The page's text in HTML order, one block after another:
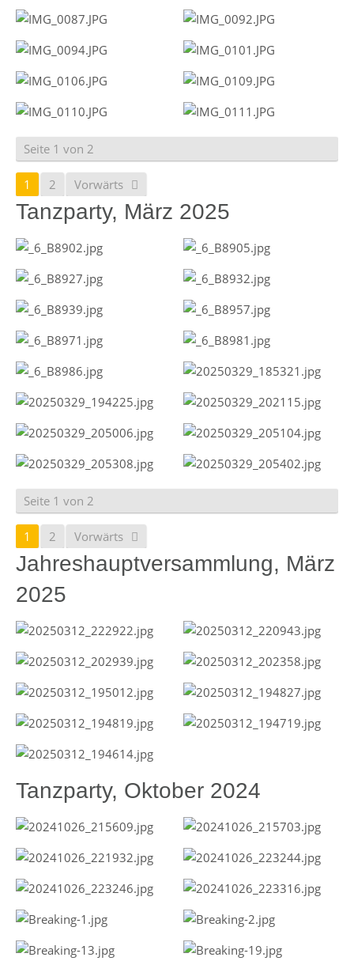
Seite 1 von 2
1 2 Vorwärts
Tanzparty, März 2025
Seite 1 von 2
1 2 Vorwärts
Jahreshauptversammlung, März
2025
Tanzparty, Oktober 2024